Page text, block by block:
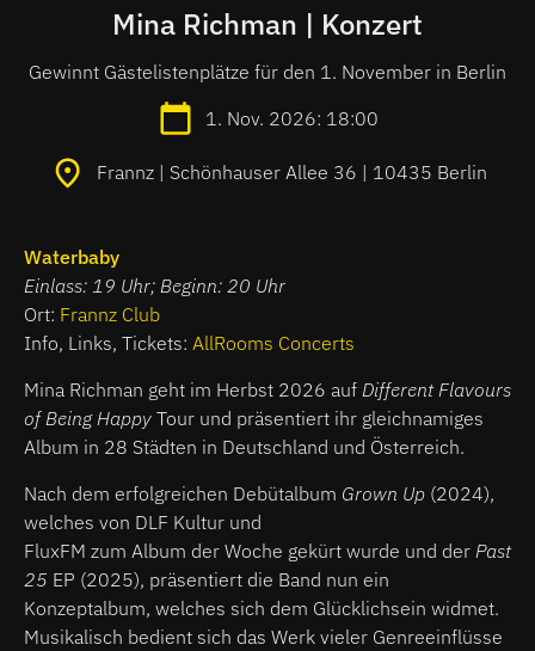
Mina Richman | Konzert
Gewinnt Gästelistenplätze für den 1. November in Berlin
1. Nov. 2026: 18:00
Frannz | Schönhauser Allee 36 | 10435 Berlin
Waterbaby
Einlass: 19 Uhr; Beginn: 20 Uhr
Ort: Frannz Club
Info, Links, Tickets: AllRooms Concerts
Mina Richman geht im Herbst 2026 auf Different Flavours
of Being Happy Tour und präsentiert ihr gleichnamiges
Album in 28 Städten in Deutschland und Österreich.
Nach dem erfolgreichen Debütalbum Grown Up (2024),
welches von DLF Kultur und
FluxFM zum Album der Woche gekürt wurde und der Past
25 EP (2025), präsentiert die Band nun ein
Konzeptalbum, welches sich dem Glücklichsein widmet.
Musikalisch bedient sich das Werk vieler Genreeinflüsse